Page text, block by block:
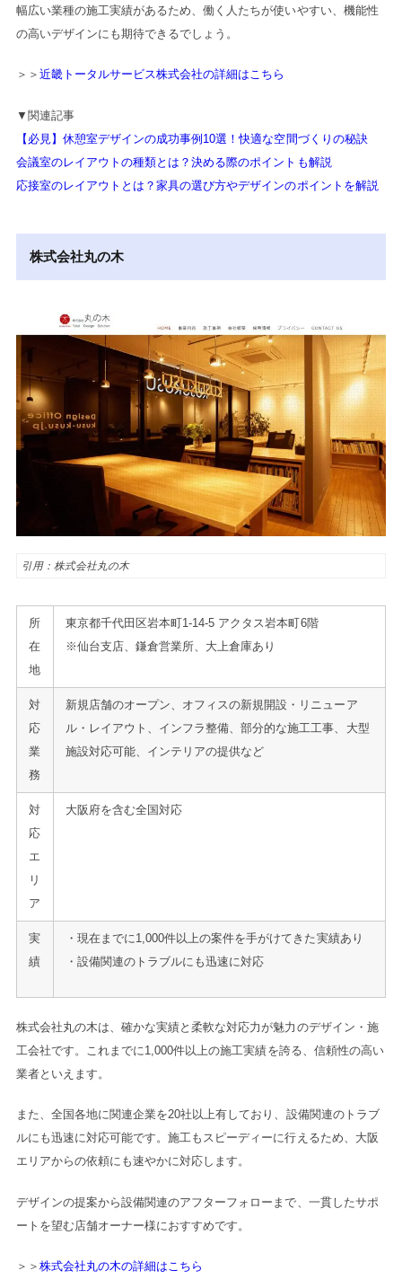
幅広い業種の施工実績があるため、働く人たちが使いやすい、機能性
の高いデザインにも期待できるでしょう。
＞＞ 近畿トータルサービス株式会社の詳細はこちら
▼関連記事
【必見】休憩室デザインの成功事例10選！快適な空間づくりの秘訣
会議室のレイアウトの種類とは？決める際のポイントも解説
応接室のレイアウトとは？家具の選び方やデザインのポイントを解説
株式会社丸の木
引用：株式会社丸の木
所
在
地
東京都千代田区岩本町1-14-5 アクタス岩本町6階
※仙台支店、鎌倉営業所、大上倉庫あり
対
応
業
務
新規店舗のオープン、オフィスの新規開設・リニューア
ル・レイアウト、インフラ整備、部分的な施工工事、大型
施設対応可能、インテリアの提供など
対
応
エ
リ
ア
大阪府を含む全国対応
実
績
・現在までに1,000件以上の案件を手がけてきた実績あり
・設備関連のトラブルにも迅速に対応
株式会社丸の木は、確かな実績と柔軟な対応力が魅力のデザイン・施
工会社です。これまでに1,000件以上の施工実績を誇る、信頼性の高い
業者といえます。
また、全国各地に関連企業を20社以上有しており、設備関連のトラブ
ルにも迅速に対応可能です。施工もスピーディーに行えるため、大阪
エリアからの依頼にも速やかに対応します。
デザインの提案から設備関連のアフターフォローまで、一貫したサポ
ートを望む店舗オーナー様におすすめです。
＞＞ 株式会社丸の木の詳細はこちら